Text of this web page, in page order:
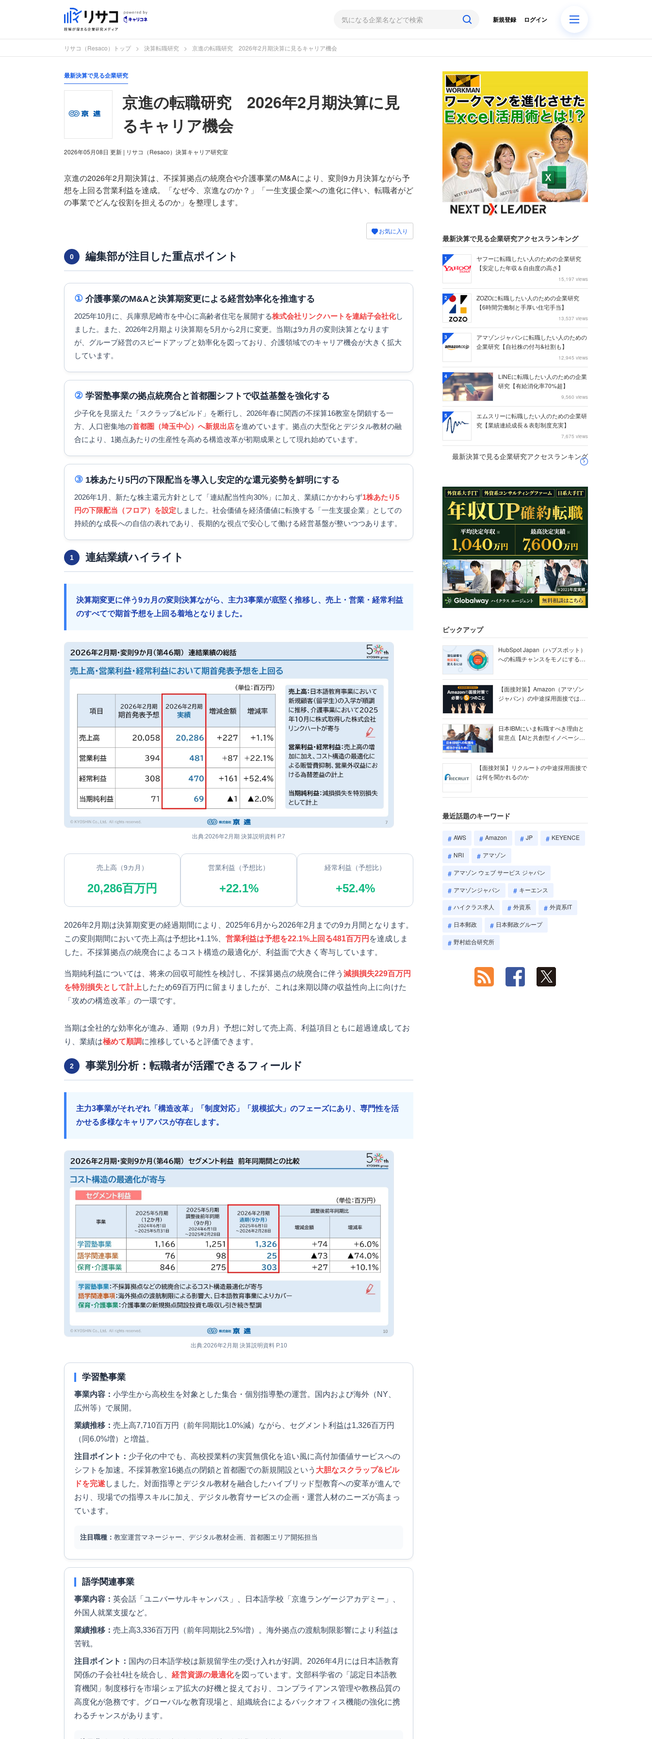
ログイン
新規登録
リサコ（Resaco）トップ 決算転職研究 京進の転職研究 2026年2月期決算に見るキャリア機会
最新決算で見る企業研究
京進の転職研究 2026年2月期決算に見
るキャリア機会
2026年05月08日 更新 | リサコ（Resaco）決算キャリア研究室
京進の2026年2月期決算は、不採算拠点の統廃合や介護事業のM&Aにより、変則9カ月決算ながら予
想を上回る営業利益を達成。「なぜ今、京進なのか？」「一生支援企業への進化に伴い、転職者がど
の事業でどんな役割を担えるのか」を整理します。
お気に入り
0 編集部が注目した重点ポイント
① 介護事業のM&Aと決算期変更による経営効率化を推進する
2025年10月に、兵庫県尼崎市を中心に高齢者住宅を展開する株式会社リンクハートを連結子会社化し
ました。また、2026年2月期より決算期を5月から2月に変更。当期は9カ月の変則決算となります
が、グループ経営のスピードアップと効率化を図っており、介護領域でのキャリア機会が大きく拡大
しています。
② 学習塾事業の拠点統廃合と首都圏シフトで収益基盤を強化する
少子化を見据えた「スクラップ&ビルド」を断行し、2026年春に関西の不採算16教室を閉鎖する一
方、人口密集地の首都圏（埼玉中心）へ新規出店を進めています。拠点の大型化とデジタル教材の融
合により、1拠点あたりの生産性を高める構造改革が初期成果として現れ始めています。
③ 1株あたり5円の下限配当を導入し安定的な還元姿勢を鮮明にする
2026年1月、新たな株主還元方針として「連結配当性向30%」に加え、業績にかかわらず1株あたり5
円の下限配当（フロア）を設定 しました。社会価値を経済価値に転換する「一生支援企業」としての
持続的な成長への自信の表れであり、長期的な視点で安心して働ける経営基盤が整いつつあります。
1 連結業績ハイライト
決算期変更に伴う9カ月の変則決算ながら、主力3事業が底堅く推移し、売上・営業・経常利益
のすべてで期首予想を上回る着地となりました。
出典:2026年2月期 決算説明資料 P.7
売上高（9カ月）
20,286百万円
営業利益（予想比）
+22.1%
経常利益（予想比）
+52.4%
2026年2月期は決算期変更の経過期間により、2025年6月から2026年2月までの9カ月間となります。
この変則期間において売上高は予想比+1.1%、 営業利益は予想を22.1%上回る481百万円 を達成しま
した。不採算拠点の統廃合によるコスト構造の最適化が、利益面で大きく寄与しています。
当期純利益については、将来の回収可能性を検討し、不採算拠点の統廃合に伴う 減損損失229百万円
を特別損失として計上 したため69百万円に留まりましたが、これは来期以降の収益性向上に向けた
「攻めの構造改革」の一環です。
当期は全社的な効率化が進み、通期（9カ月）予想に対して売上高、利益項目ともに超過達成してお
り、業績は極めて順調に推移していると評価できます。
2 事業別分析：転職者が活躍できるフィールド
主力3事業がそれぞれ「構造改革」「制度対応」「規模拡大」のフェーズにあり、専門性を活
かせる多様なキャリアパスが存在します。
出典:2026年2月期 決算説明資料 P.10
学習塾事業
事業内容： 小学生から高校生を対象とした集合・個別指導塾の運営。国内および海外（NY、
広州等）で展開。
業績推移： 売上高7,710百万円（前年同期比1.0%減）ながら、セグメント利益は1,326百万円
（同6.0%増）と増益。
注目ポイント： 少子化の中でも、高校授業料の実質無償化を追い風に高付加価値サービスへの
シフトを加速。不採算教室16拠点の閉鎖と首都圏での新規開設という 大胆なスクラップ&ビル
ドを完遂しました。対面指導とデジタル教材を融合したハイブリッド型教育への変革が進んで
おり、現場での指導スキルに加え、デジタル教育サービスの企画・運営人材のニーズが高まっ
ています。
注目職種： 教室運営マネージャー、デジタル教材企画、首都圏エリア開拓担当
語学関連事業
事業内容： 英会話「ユニバーサルキャンパス」、日本語学校「京進ランゲージアカデミー」、
外国人就業支援など。
業績推移： 売上高3,336百万円（前年同期比2.5%増）。海外拠点の渡航制限影響により利益は
苦戦。
注目ポイント： 国内の日本語学校は新規留学生の受け入れが好調。2026年4月には日本語教育
関係の子会社4社を統合し、 経営資源の最適化を図っています。文部科学省の「認定日本語教
育機関」制度移行を市場シェア拡大の好機と捉えており、コンプライアンス管理や教務品質の
高度化が急務です。グローバルな教育現場と、組織統合によるバックオフィス機能の強化に携
わるチャンスがあります。
最新決算で見る企業研究アクセスランキング
1
ヤフーに転職したい人のための企業研究
【安定した年収＆自由度の高さ】
15,197 views
2
ZOZOに転職したい人のための企業研究
【6時間労働制と手厚い住宅手当】
13,537 views
3
アマゾンジャパンに転職したい人のための
企業研究【自社株の付与&社割も】
12,945 views
4
LINEに転職したい人のための企業
研究【有給消化率70%超】
9,560 views
5
エムスリーに転職したい人のための企業研
究【業績連続成長＆表彰制度充実】
7,675 views
最新決算で見る企業研究アクセスランキング
ピックアップ
HubSpot Japan（ハブスポット）
への転職チャンスをモノにする
【面接対策】Amazon（アマゾン
ジャパン）の中途採用面接では何
日本IBMにいま転職すべき理由と
留意点【AIと共創型イノベーショ
【面接対策】リクルートの中途採用面接で
は何を聞かれるのか
最近話題のキーワード
AWS Amazon JP KEYENCE
NRI アマゾン
アマゾン ウェブ サービス ジャパン
アマゾンジャパン キーエンス
ハイクラス求人 外資系 外資系IT
日本郵政 日本郵政グループ
野村総合研究所